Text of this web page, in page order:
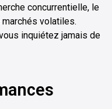
concurrentielle, le
volatiles.
inquiétez jamais de